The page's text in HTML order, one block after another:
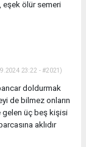
eşek ölür semeri
23:22 - #2021)
doldurmak
de bilmez onların
üç beş kişisi
aklıdır